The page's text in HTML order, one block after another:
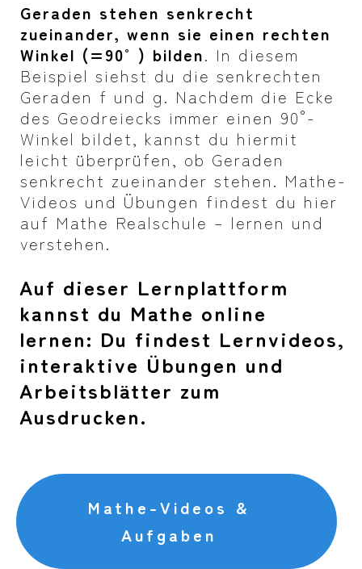
Geraden stehen senkrecht
zueinander, wenn sie einen rechten
Winkel (=90°) bilden. In diesem
Beispiel siehst du die senkrechten
Geraden f und g. Nachdem die Ecke
des Geodreiecks immer einen 90°-
Winkel bildet, kannst du hiermit
leicht überprüfen, ob Geraden
senkrecht zueinander stehen. Mathe-
Videos und Übungen findest du hier
auf Mathe Realschule – lernen und
verstehen.
Auf dieser Lernplattform
kannst du Mathe online
lernen: Du findest Lernvideos,
interaktive Übungen und
Arbeitsblätter zum
Ausdrucken.
Mathe-Videos &
Aufgaben